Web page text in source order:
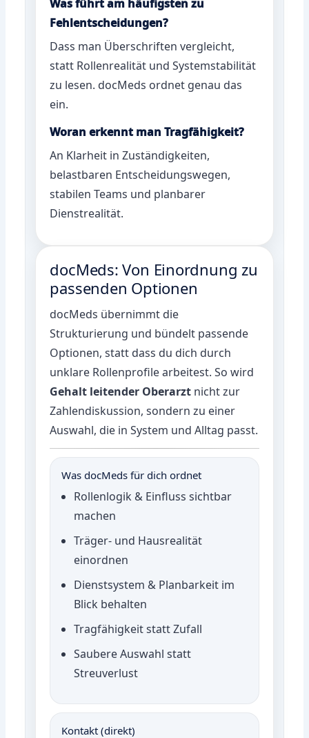
Was führt am häufigsten zu
Fehlentscheidungen?
Dass man Überschriften vergleicht,
statt Rollenrealität und Systemstabilität
zu lesen. docMeds ordnet genau das
ein.
Woran erkennt man Tragfähigkeit?
An Klarheit in Zuständigkeiten,
belastbaren Entscheidungswegen,
stabilen Teams und planbarer
Dienstrealität.
docMeds: Von Einordnung zu
passenden Optionen
docMeds übernimmt die
Strukturierung und bündelt passende
Optionen, statt dass du dich durch
unklare Rollenprofile arbeitest. So wird
Gehalt leitender Oberarzt nicht zur
Zahlendiskussion, sondern zu einer
Auswahl, die in System und Alltag passt.
Was docMeds für dich ordnet
Rollenlogik & Einfluss sichtbar
machen
Träger- und Hausrealität
einordnen
Dienstsystem & Planbarkeit im
Blick behalten
Tragfähigkeit statt Zufall
Saubere Auswahl statt
Streuverlust
Kontakt (direkt)